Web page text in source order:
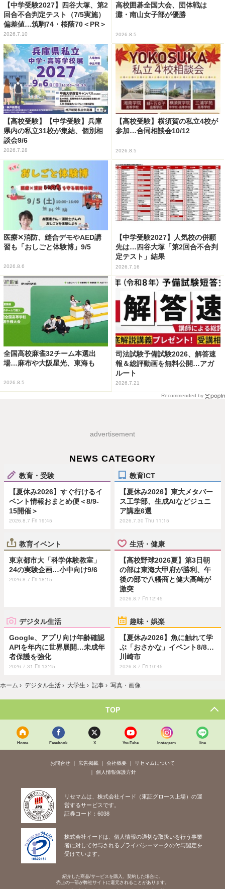
【中学受験2027】四谷大塚、第2
回合不合判定テスト（7/5実施）
偏差値…筑駒74・桜蔭70＜PR＞
2026.7.10
高校囲碁全国大会、団体戦は
灘・南山女子部が優勝
2026.8.5
【高校受験】【中学受験】兵庫
県内の私立31校が集結、個別相
談会9/6
2026.7.28
【高校受験】横須賀の私立4校が
参加…合同相談会10/12
2026.8.5
医療✕消防、縫合デモやAED講
習も「おしごと体験博」9/5
2026.8.6
【中学受験2027】人気校の併願
先は…四谷大塚「第2回合不合判
定テスト」結果
2026.7.16
全国高校麻雀32チーム本選出
場…麻布や大阪星光、東海も
2026.8.5
司法試験予備試験2026、解答速
報＆総評動画を無料公開…アガ
ルート
2026.7.21
Recommended by
advertisement
NEWS CATEGORY
教育・受験
【夏休み2026】すぐ行けるイ
ベント情報おまとめ便＜8/9-
15開催＞
2026.8.7 Fri 19:45
教育ICT
【夏休み2026】東大メタバー
ス工学部、生成AIなどジュニ
ア講座6選
2026.7.30 Thu 11:15
教育イベント
東京都市大「科学体験教室」
24の実験企画…小中向け9/6
2026.8.7 Fri 18:15
生活・健康
【高校野球2026夏】第3日朝
の部は東海大甲府が勝利、午
後の部で八幡商と健大高崎が
激突
2026.8.7 Fri 12:45
デジタル生活
Google、アプリ向け年齢確認
APIを年内に世界展開…未成年
者保護を強化
2026.7.31 Fri 13:45
趣味・娯楽
【夏休み2026】魚に触れて学
ぶ「おさかな」イベント8/8…
川崎市
2026.8.7 Fri 10:45
ホーム › デジタル生活 › 大学生 › 記事 › 写真・画像
TOP
Home Facebook X YouTube Instagram line
お問合せ 広告掲載 会社概要
リセマムについて
個人情報保護方針
リセマムは、株式会社イード（東証グロース上場）の運
営するサービスです。
証券コード：6038
株式会社イードは、個人情報の適切な取扱いを行う事業
者に対して付与されるプライバシーマークの付与認定を
受けています。
紹介した商品/サービスを購入、契約した場合に、
売上の一部が弊社サイトに還元されることがあります。